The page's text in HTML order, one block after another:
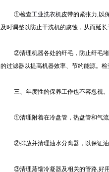
①检查工业洗衣机皮带的紧张力,以
及时调整以防止干洗机的腐蚀，从而延
②清理机器各处的纤毛，防止纤毛堵
的过滤器以提高机器效率、节约能源。
三、年度性的保养工作也不容忽视。
①清理附着在冷盘管，热盘管和气流
②排放并清理油水分离器，以保证油
③清理蒸馏冷凝器及相关的管路,好用